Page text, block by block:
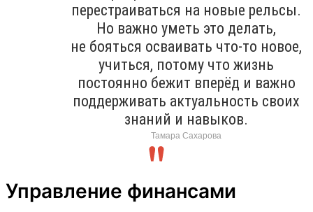
перестраиваться на новые рельсы.
Но важно уметь это делать,
не бояться осваивать что-то новое,
учиться, потому что жизнь
постоянно бежит вперёд и важно
поддерживать актуальность своих
знаний и навыков.
Тамара Сахарова
Управление финансами